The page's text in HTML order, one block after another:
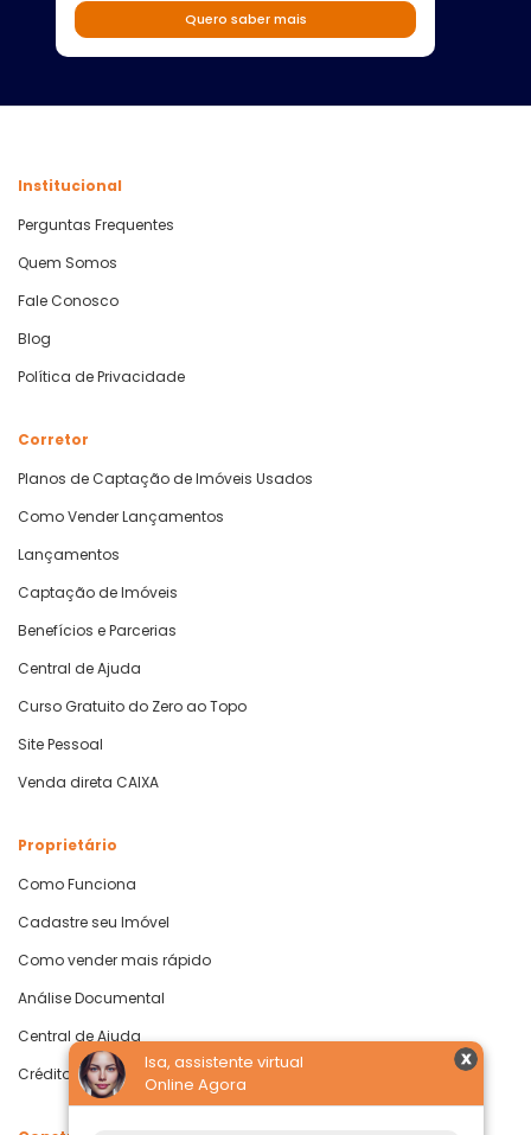
Quero saber mais
Isa, assistente virtual
Online Agora
Institucional
Perguntas Frequentes
Quem Somos
Fale Conosco
Blog
Política de Privacidade
Corretor
Planos de Captação de Imóveis Usados
Como Vender Lançamentos
Lançamentos
Captação de Imóveis
Benefícios e Parcerias
Central de Ajuda
Curso Gratuito do Zero ao Topo
Site Pessoal
Venda direta CAIXA
Proprietário
Como Funciona
Cadastre seu Imóvel
Como vender mais rápido
Análise Documental
Central de Ajuda
Crédito com Garantia de Imóvel